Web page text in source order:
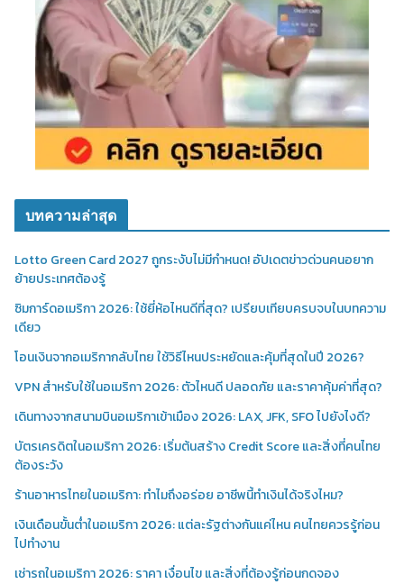
บทความล่าสุด
Lotto Green Card 2027 ถูกระงับไม่มีกำหนด! อัปเดตข่าวด่วนคนอยาก
ย้ายประเทศต้องรู้
ซิมการ์ดอเมริกา 2026: ใช้ยี่ห้อไหนดีที่สุด? เปรียบเทียบครบจบในบทความ
เดียว
โอนเงินจากอเมริกากลับไทย ใช้วิธีไหนประหยัดและคุ้มที่สุดในปี 2026?
VPN สำหรับใช้ในอเมริกา 2026: ตัวไหนดี ปลอดภัย และราคาคุ้มค่าที่สุด?
เดินทางจากสนามบินอเมริกาเข้าเมือง 2026: LAX, JFK, SFO ไปยังไงดี?
บัตรเครดิตในอเมริกา 2026: เริ่มต้นสร้าง Credit Score และสิ่งที่คนไทย
ต้องระวัง
ร้านอาหารไทยในอเมริกา: ทำไมถึงอร่อย อาชีพนี้ทำเงินได้จริงไหม?
เงินเดือนขั้นต่ำในอเมริกา 2026: แต่ละรัฐต่างกันแค่ไหน คนไทยควรรู้ก่อน
ไปทำงาน
เช่ารถในอเมริกา 2026: ราคา เงื่อนไข และสิ่งที่ต้องรู้ก่อนกดจอง